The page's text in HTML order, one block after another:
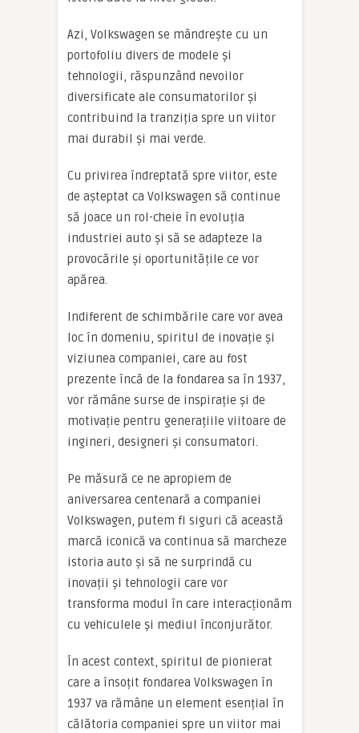
Azi, Volkswagen se mândrește cu un
portofoliu divers de modele și
tehnologii, răspunzând nevoilor
diversificate ale consumatorilor și
contribuind la tranziția spre un viitor
mai durabil și mai verde.
Cu privirea îndreptată spre viitor, este
de așteptat ca Volkswagen să continue
să joace un rol-cheie în evoluția
industriei auto și să se adapteze la
provocările și oportunitățile ce vor
apărea.
Indiferent de schimbările care vor avea
loc în domeniu, spiritul de inovație și
viziunea companiei, care au fost
prezente încă de la fondarea sa în 1937,
vor rămâne surse de inspirație și de
motivație pentru generațiile viitoare de
ingineri, designeri și consumatori.
Pe măsură ce ne apropiem de
aniversarea centenară a companiei
Volkswagen, putem fi siguri că această
marcă iconică va continua să marcheze
istoria auto și să ne surprindă cu
inovații și tehnologii care vor
transforma modul în care interacționăm
cu vehiculele și mediul înconjurător.
În acest context, spiritul de pionierat
care a însoțit fondarea Volkswagen în
1937 va rămâne un element esențial în
călătoria companiei spre un viitor mai